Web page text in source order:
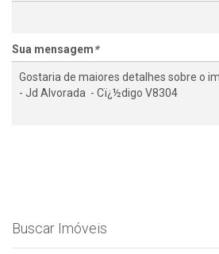
Sua mensagem*
Buscar Imóveis